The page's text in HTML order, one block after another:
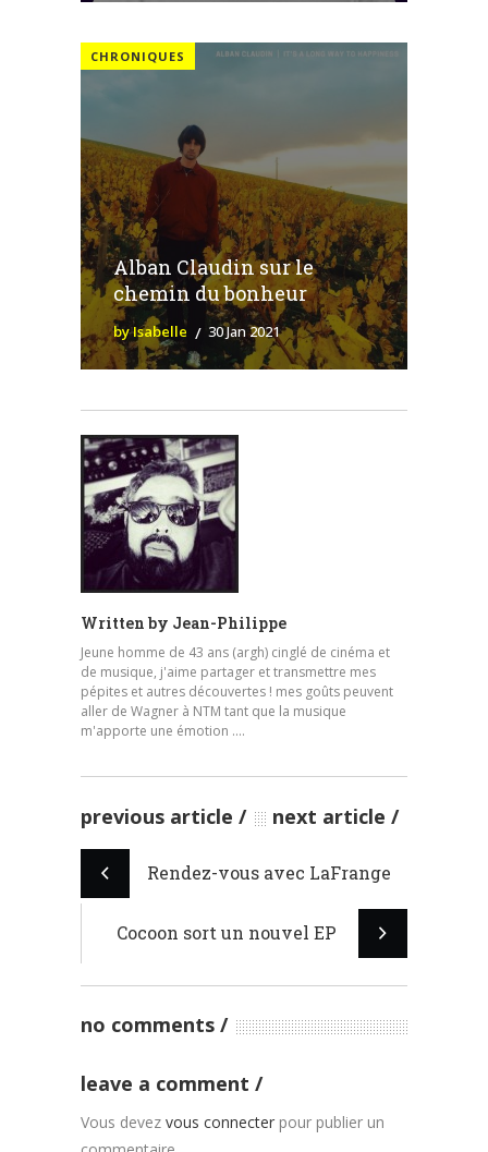
CHRONIQUES
Alban Claudin sur le
chemin du bonheur
by Isabelle 30 Jan 2021
Written by Jean-Philippe
Jeune homme de 43 ans (argh) cinglé de cinéma et
de musique, j'aime partager et transmettre mes
pépites et autres découvertes ! mes goûts peuvent
aller de Wagner à NTM tant que la musique
m'apporte une émotion ....
previous article next article
Rendez-vous avec LaFrange
Cocoon sort un nouvel EP
no comments
leave a comment
Vous devez vous connecter pour publier un